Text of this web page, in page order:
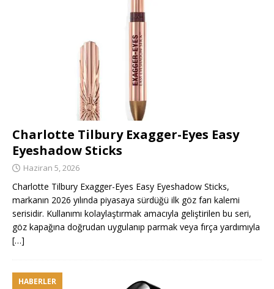
Charlotte Tilbury Exagger-Eyes Easy
Eyeshadow Sticks
Haziran 5, 2026
Charlotte Tilbury Exagger-Eyes Easy Eyeshadow Sticks,
markanın 2026 yılında piyasaya sürdüğü ilk göz farı kalemi
serisidir. Kullanımı kolaylaştırmak amacıyla geliştirilen bu seri,
göz kapağına doğrudan uygulanıp parmak veya fırça yardımıyla
[…]
HABERLER